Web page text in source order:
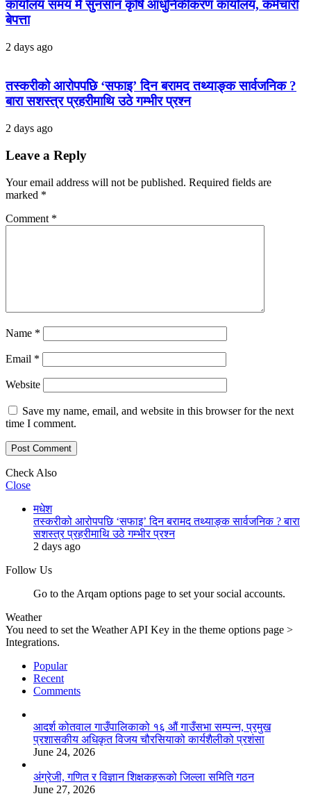
कार्यालय समय मै सुनसान कृषि आधुनिकीकरण कार्यालय, कर्मचारी
बेपत्ता
2 days ago
तस्करीको आरोपपछि ‘सफाइ’ दिन बरामद तथ्याङ्क सार्वजनिक ?
बारा सशस्त्र प्रहरीमाथि उठे गम्भीर प्रश्न
2 days ago
Leave a Reply
Your email address will not be published. Required fields are
marked *
Comment *
Name *
Email *
Website
Save my name, email, and website in this browser for the next
time I comment.
Check Also
Close
मधेश
तस्करीको आरोपपछि ‘सफाइ’ दिन बरामद तथ्याङ्क सार्वजनिक ? बारा
सशस्त्र प्रहरीमाथि उठे गम्भीर प्रश्न
2 days ago
Follow Us
Go to the Arqam options page to set your social accounts.
Weather
You need to set the Weather API Key in the theme options page >
Integrations.
Popular
Recent
Comments
आदर्श कोतवाल गाउँपालिकाको १६ औं गाउँसभा सम्पन्न, प्रमुख
प्रशासकीय अधिकृत विजय चौरसियाको कार्यशैलीको प्रशंसा
June 24, 2026
अंग्रेजी, गणित र विज्ञान शिक्षकहरूको जिल्ला समिति गठन
June 27, 2026